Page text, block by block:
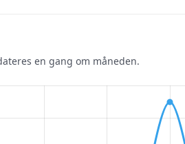
en gang om måneden.